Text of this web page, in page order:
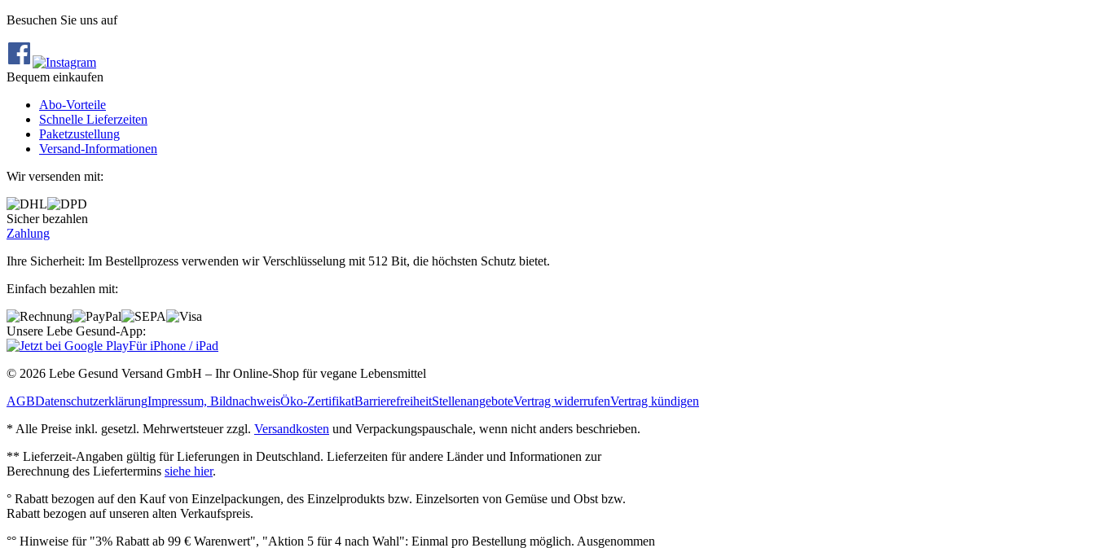
Besuchen Sie uns auf
Bequem einkaufen
Abo‐Vorteile
Schnelle Lieferzeiten
Paketzustellung
Versand‐Informationen
Wir versenden mit:
Sicher bezahlen
Zahlung
Ihre Sicherheit: Im Bestellprozess verwenden wir Verschlüsselung mit 512 Bit, die höchsten Schutz bietet.
Einfach bezahlen mit:
Unsere Lebe Gesund-App:
Für iPhone / iPad
© 2026 Lebe Gesund Versand GmbH – Ihr Online‐Shop für vegane Lebensmittel
AGBDatenschutzerklärungImpressum, BildnachweisÖko‐ZertifikatBarrierefreiheitStellenangeboteVertrag widerrufenVertrag kündigen
* Alle Preise inkl. gesetzl. Mehrwertsteuer zzgl. Versandkosten und Verpackungspauschale, wenn nicht anders beschrieben.
** Lieferzeit‐Angaben gültig für Lieferungen in Deutschland. Lieferzeiten für andere Länder und Informationen zur
Berechnung des Liefertermins siehe hier.
° Rabatt bezogen auf den Kauf von Einzelpackungen, des Einzelprodukts bzw. Einzelsorten von Gemüse und Obst bzw.
Rabatt bezogen auf unseren alten Verkaufspreis.
°° Hinweise für "3% Rabatt ab 99 € Warenwert", "Aktion 5 für 4 nach Wahl": Einmal pro Bestellung möglich. Ausgenommen